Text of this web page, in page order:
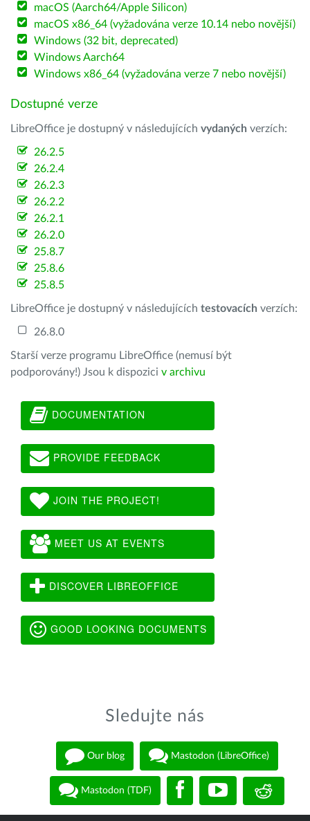
macOS (Aarch64/Apple Silicon)
macOS x86_64 (vyžadována verze 10.14 nebo novější)
Windows (32 bit, deprecated)
Windows Aarch64
Windows x86_64 (vyžadována verze 7 nebo novější)
Dostupné verze
LibreOffice je dostupný v následujících vydaných verzích:
26.2.5
26.2.4
26.2.3
26.2.2
26.2.1
26.2.0
25.8.7
25.8.6
25.8.5
LibreOffice je dostupný v následujících testovacích verzích:
26.8.0
Starší verze programu LibreOffice (nemusí být
podporovány!) Jsou k dispozici v archivu
DOCUMENTATION
PROVIDE FEEDBACK
JOIN THE PROJECT!
MEET US AT EVENTS
DISCOVER LIBREOFFICE
GOOD LOOKING DOCUMENTS
Sledujte nás
Our blog Mastodon (LibreOffice)
Mastodon (TDF)